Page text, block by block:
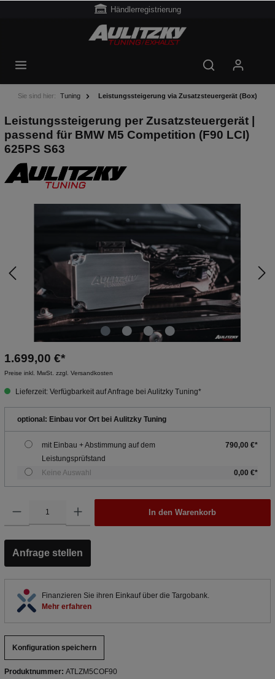
Händlerregistrierung
Sie sind hier: Tuning Leistungssteigerung via Zusatzsteuergerät (Box)
Leistungssteigerung per Zusatzsteuergerät |
passend für BMW M5 Competition (F90 LCI)
625PS S63
1.699,00 €*
Preise inkl. MwSt. zzgl. Versandkosten
Lieferzeit: Verfügbarkeit auf Anfrage bei Aulitzky Tuning*
optional: Einbau vor Ort bei Aulitzky Tuning
mit Einbau + Abstimmung auf dem
Leistungsprüfstand
790,00 €*
Keine Auswahl 0,00 €*
In den Warenkorb
Anfrage stellen
Finanzieren Sie ihren Einkauf über die Targobank.
Mehr erfahren
Konfiguration speichern
Produktnummer: ATLZM5COF90